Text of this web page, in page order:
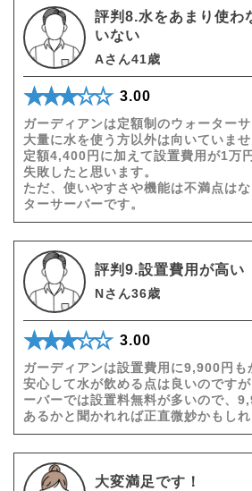
評判8.水をあまり使わ
いない
Aさん41歳
★★★★★
☆☆☆☆☆ 3.00
ガーディアンは定額制のウォーター
大量に水を使う方以外は向いていませ
定額4,400円に加えて設置費用が1万
失敗したと思います。
ただ、使いやすさや機能は不満点は
ターサーバーです。
評判9.設置費用が高い
Nさん36歳
★★★★★
☆☆☆☆☆ 3.00
ガーディアンは設置費用に9,900円も
安心して水が飲める点は良いのです
ーバーでは設置料無料が多いので、
あるかと聞かれれば正直微妙かもしれ
大変満足です！